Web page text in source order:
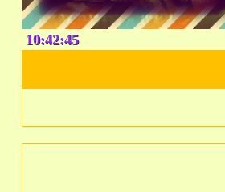
10:42:46